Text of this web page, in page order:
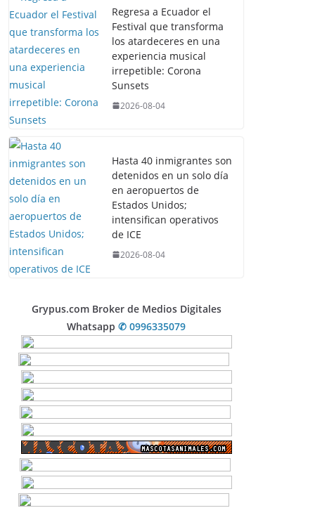
Regresa a Ecuador el
Festival que transforma
los atardeceres en una
experiencia musical
irrepetible: Corona
Sunsets
2026-08-04
Hasta 40 inmigrantes son
detenidos en un solo día
en aeropuertos de
Estados Unidos;
intensifican operativos
de ICE
2026-08-04
Grypus.com Broker de Medios Digitales
Whatsapp ✆ 0996335079